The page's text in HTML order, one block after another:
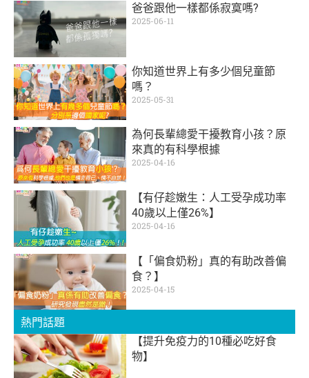
爸爸跟他一樣都係寂寞嗎?
2025-06-11
你知道世界上有多少個兒童節
嗎？
2025-05-31
為何長輩總愛干擾教育小孩？原
來真的有科學根據
2025-04-16
【有仔趁嫩生：人工受孕成功率
40歲以上僅26%】
2025-04-16
【「偏食奶粉」真的有助改善偏
食？】
2025-04-15
熱門話題
【提升免疫力的10種必吃好食
物】